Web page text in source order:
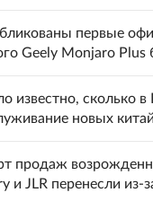
первые
Geely Monjaro Plus
известно, сколько в
новых
продаж
и JLR перенесли из-